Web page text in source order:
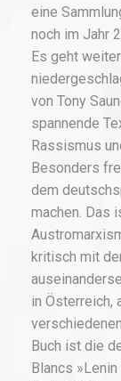
eine
noch im Jahr
Es geht
von Tony
spannende
Rassismus
Besonders
dem
machen. Das
kritisch mit
in Österreich,
Buch ist die
Blancs